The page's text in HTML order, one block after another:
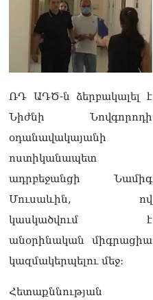
ՌԴ ԱԴԾ-ն ձերբակալել է
Նիժնի Նովգորոդի
օդանավակայանի
ոստիկանապետ
ադրբեջանցի Նամիգ
Մուսաևին, ով
կասկածվում է
անօրինական միգրացիա
կազմակերպելու մեջ։
Հետաքննության